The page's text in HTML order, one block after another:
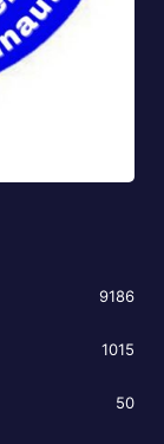
9186
1015
50